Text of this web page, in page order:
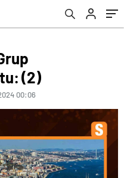
(2)
00:06